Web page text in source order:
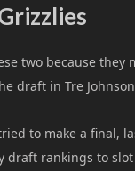
two because they
draft in Tre
to make a final,
draft rankings to slot